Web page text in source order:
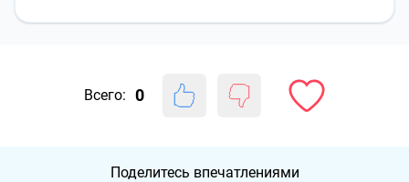
Всего: 0
Поделитесь впечатлениями